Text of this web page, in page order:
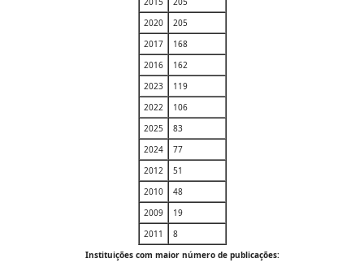
2020
205
2017
168
2016
162
2023
119
2022
106
2025
83
2024
77
2012
51
2010
48
2009
19
2011
8
Instituições com maior número de publicações: